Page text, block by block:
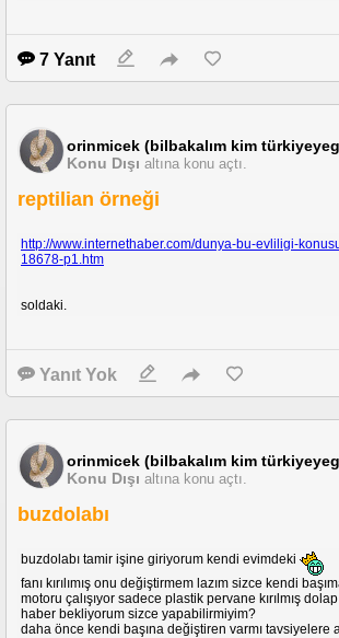
7 Yanıt
orinmicek (bilbakalım kim
Konu Dışı altına konu açtı.
reptilian örneği
http://www.internethaber.com/dunya-bu-evliligi-
18678-p1.htm
soldaki.
Yanıt Yok
orinmicek (bilbakalım kim
Konu Dışı altına konu açtı.
buzdolabı
buzdolabı tamir işine giriyorum kendi evimdeki
fanı kırılımış onu değiştirmem lazım sizce kendi
motoru çalışıyor sadece plastik pervane kırılmış
haber bekliyorum sizce yapabilirmiyim?
daha önce kendi başına değiştiren varmı tavsiyelere